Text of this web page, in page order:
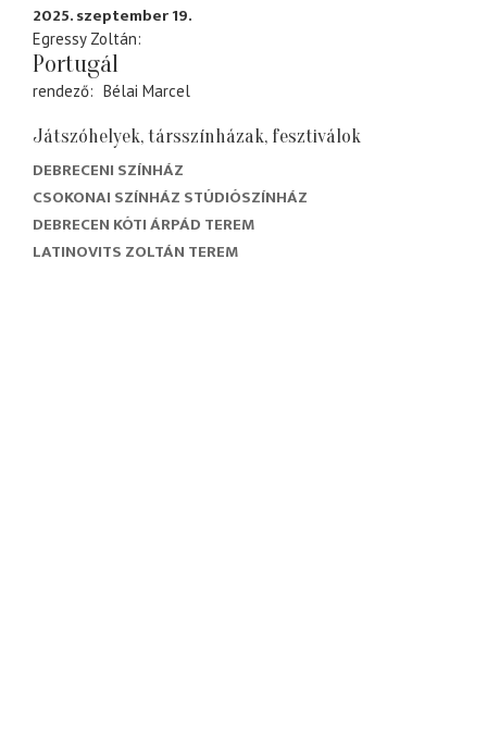
2025. szeptember 19.
Egressy Zoltán
Portugál
rendező Bélai Marcel
Játszóhelyek, társszínházak, fesztiválok
DEBRECENI SZÍNHÁZ
CSOKONAI SZÍNHÁZ STÚDIÓSZÍNHÁZ
DEBRECEN KÓTI ÁRPÁD TEREM
LATINOVITS ZOLTÁN TEREM